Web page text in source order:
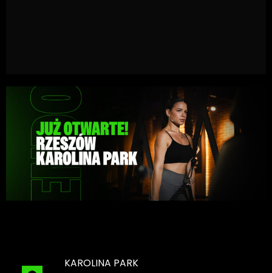
KAROLINA PARK